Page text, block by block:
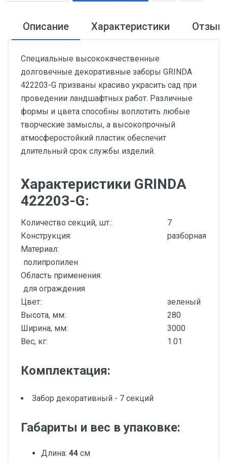
Описание Характеристики
Специальные высококачественные
долговечные декоративные заборы GRINDA
422203-G призваны красиво украсить сад при
проведении ландшафтных работ. Различные
формы и цвета способны воплотить любые
творческие замыслы, а высокопрочный
атмосферостойкий пластик обеспечит
длительный срок службы изделий.
Характеристики GRINDA
422203-G:
Количество секций, шт.:
7
Конструкция:
разборная
Материал:
полипропилен
Область применения:
для ограждения
Цвет:
зеленый
Высота, мм:
280
Ширина, мм:
3000
Вес, кг:
1.01
Комплектация:
Забор декоративный - 7 секций
Габариты и вес в упаковке:
Длина: 44 см